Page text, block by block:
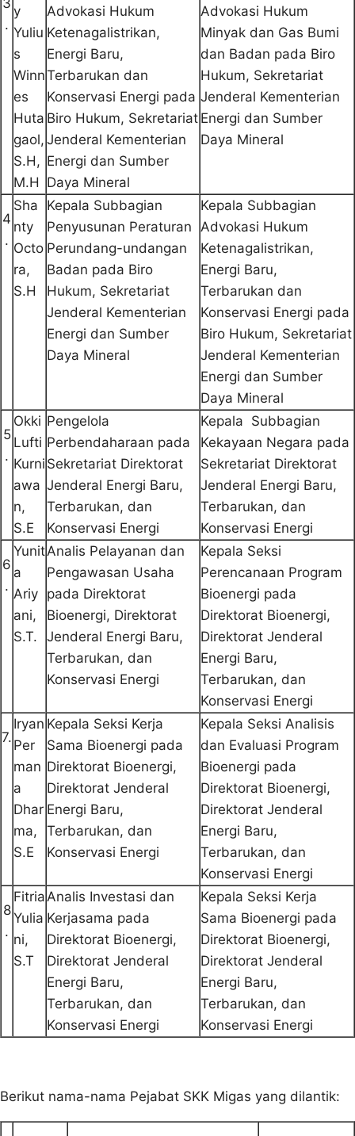
3
.
y
Yuliu
s
Winn
es
Huta
gaol,
S.H,
M.H
Advokasi Hukum
Ketenagalistrikan,
Energi Baru,
Terbarukan dan
Konservasi Energi pada
Biro Hukum, Sekretariat
Jenderal Kementerian
Energi dan Sumber
Daya Mineral
Advokasi Hukum
Minyak dan Gas Bumi
dan Badan pada Biro
Hukum, Sekretariat
Jenderal Kementerian
Energi dan Sumber
Daya Mineral
4
.
Sha
nty
Octo
ra,
S.H
Kepala Subbagian
Penyusunan Peraturan
Perundang-undangan
Badan pada Biro
Hukum, Sekretariat
Jenderal Kementerian
Energi dan Sumber
Daya Mineral
Kepala Subbagian
Advokasi Hukum
Ketenagalistrikan,
Energi Baru,
Terbarukan dan
Konservasi Energi pada
Biro Hukum, Sekretariat
Jenderal Kementerian
Energi dan Sumber
Daya Mineral
5
.
Okki
Lufti
Kurni
awa
n,
S.E
Pengelola
Perbendaharaan pada
Sekretariat Direktorat
Jenderal Energi Baru,
Terbarukan, dan
Konservasi Energi
Kepala Subbagian
Kekayaan Negara pada
Sekretariat Direktorat
Jenderal Energi Baru,
Terbarukan, dan
Konservasi Energi
6
.
Yunit
a
Ariy
ani,
S.T.
Analis Pelayanan dan
Pengawasan Usaha
pada Direktorat
Bioenergi, Direktorat
Jenderal Energi Baru,
Terbarukan, dan
Konservasi Energi
Kepala Seksi
Perencanaan Program
Bioenergi pada
Direktorat Bioenergi,
Direktorat Jenderal
Energi Baru,
Terbarukan, dan
Konservasi Energi
7.
Iryan
Per
man
a
Dhar
ma,
S.E
Kepala Seksi Kerja
Sama Bioenergi pada
Direktorat Bioenergi,
Direktorat Jenderal
Energi Baru,
Terbarukan, dan
Konservasi Energi
Kepala Seksi Analisis
dan Evaluasi Program
Bioenergi pada
Direktorat Bioenergi,
Direktorat Jenderal
Energi Baru,
Terbarukan, dan
Konservasi Energi
8
.
Fitria
Yulia
ni,
S.T
Analis Investasi dan
Kerjasama pada
Direktorat Bioenergi,
Direktorat Jenderal
Energi Baru,
Terbarukan, dan
Konservasi Energi
Kepala Seksi Kerja
Sama Bioenergi pada
Direktorat Bioenergi,
Direktorat Jenderal
Energi Baru,
Terbarukan, dan
Konservasi Energi
Berikut nama-nama Pejabat SKK Migas yang dilantik: